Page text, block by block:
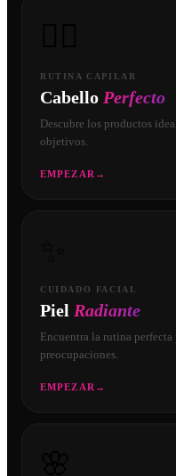
RUTINA CAPILAR
Cabello Perfecto
Descubre los productos
objetivos.
EMPEZAR →
CUIDADO FACIAL
Piel Radiante
Encuentra la rutina
preocupaciones.
EMPEZAR →